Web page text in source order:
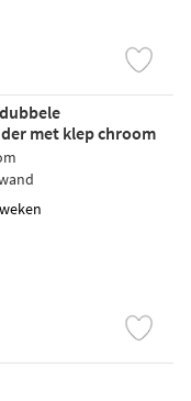
met klep chroom